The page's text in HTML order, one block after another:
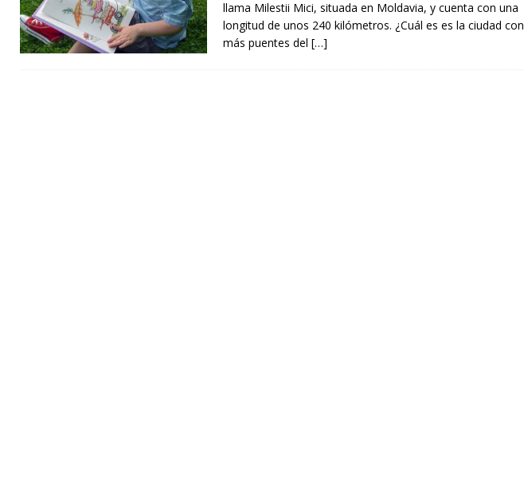
llama Milestii Mici, situada en Moldavia, y cuenta con una
longitud de unos 240 kilómetros. ¿Cuál es es la ciudad con
más puentes del […]